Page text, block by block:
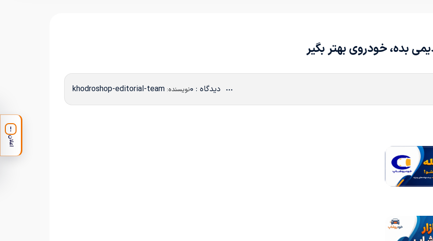
بده، خودروی بهتر بگیر
دیدگاه : 0 نویسنده: khodroshop-editorial-team
!
اعلان